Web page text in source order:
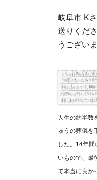
岐阜市 K
送りくだ
うござい
人生の約半数
ゅうの葬儀を
した。14年間
いもので、最
て本当に良か